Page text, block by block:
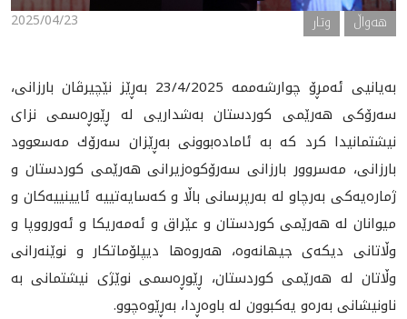
2025/04/23 هه‌واڵ وتار
بەیانیی ئەمڕۆ چوارشەممە 23/4/2025 بەڕێز نێچیرڤان بارزانی،
سەرۆكی هەرێمی كوردستان بەشداريی لە ڕێوڕەسمی نزاى
نیشتمانیدا كرد كە بە ئامادەبوونی بەڕێزان سەرۆك مەسعوود
بارزانی، مەسروور بارزانی سەرۆكوەزیرانی هەرێمی كوردستان و
ژمارەیەكی بەرچاو لە بەرپرسانی باڵا و كەسایەتیيه‌ ئایینیيه‌كان و
ميوانان له‌ هەرێمی كوردستان و عێراق و ئەمەریكا و ئەورووپا و
وڵاتانی دیكەی جیهانه‌وه‌، هه‌روه‌ها ديپلۆماتكار و نوێنەرانى
وڵاتان له‌ هه‌رێمى كوردستان، ڕێوڕەسمی نوێژی نیشتمانی بە
ناونیشانی بەرەو یەكبوون لە باوەڕدا، بەڕێوەچوو.